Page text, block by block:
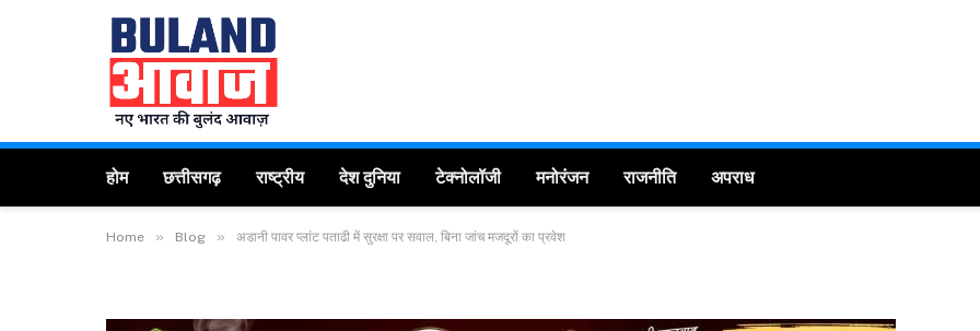
होम छत्तीसगढ़ राष्ट्रीय देश दुनिया टेक्नोलॉजी मनोरंजन राजनीति अपराध
Home » Blog » अडानी पावर प्लांट पताढी में सुरक्षा पर सवाल, बिना जांच मजदूरों का प्रवेश